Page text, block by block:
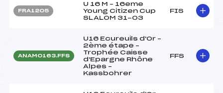
FRA1205
U 16 M – 16eme
Young Citizen Cup
SLALOM 31-03
FIS
ANAM0163.FFS
U16 Ecureuils d'Or –
2ème étape –
Trophée Caisse
d'Epargne Rhône
Alpes –
Kassbohrer
FFS